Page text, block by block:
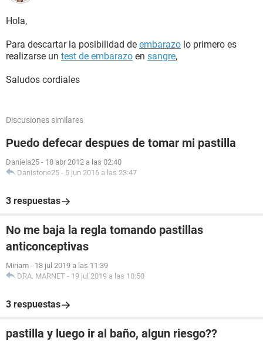
Hola,
Para descartar la posibilidad de embarazo lo primero es
realizarse un test de embarazo en sangre,
Saludos cordiales
Discusiones similares
Puedo defecar despues de tomar mi pastilla
Daniela25 - 18 abr 2012 a las 02:40
Danistone25 - 5 jun 2016 a las 23:47
3 respuestas
No me baja la regla tomando pastillas
anticonceptivas
Miriam - 18 jul 2019 a las 11:39
DRA. MARNET - 19 jul 2019 a las 10:50
3 respuestas
pastilla y luego ir al baño, algun riesgo??